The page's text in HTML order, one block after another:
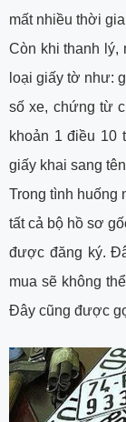
mất nhiều thời
Còn khi thanh lý,
loại giấy tờ như:
số xe, chứng từ
khoản 1 điều 10
giấy khai sang
Trong tình huống
tất cả bộ hồ sơ
được đăng ký.
mua sẽ không
Đây cũng được